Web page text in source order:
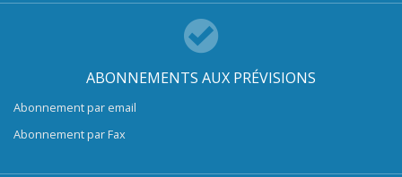
ABONNEMENTS AUX PRÉVISIONS
Abonnement par email
Abonnement par Fax